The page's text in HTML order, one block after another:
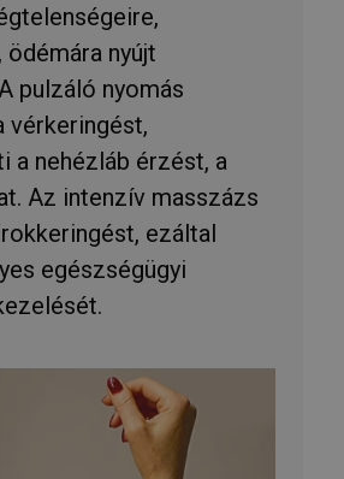
nyújt
pulzáló nyomás
vérkeringést,
a nehézláb érzést, a
Az intenzív masszázs
ezáltal
egészségügyi